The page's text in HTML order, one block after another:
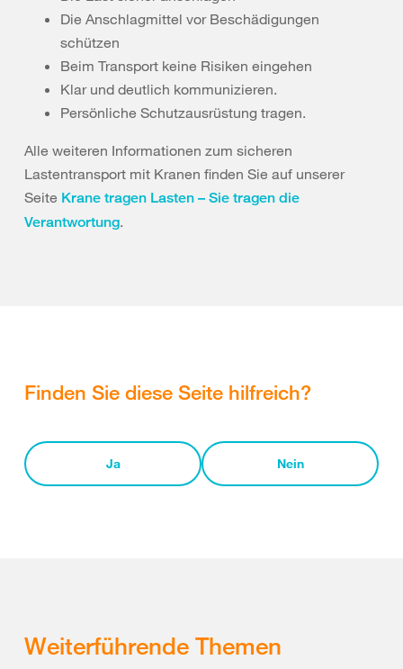
Die Anschlagmittel vor Beschädigungen
schützen
Beim Transport keine Risiken eingehen
Klar und deutlich kommunizieren.
Persönliche Schutzausrüstung tragen.
Alle weiteren Informationen zum sicheren
Lastentransport mit Kranen finden Sie auf unserer
Seite Krane tragen Lasten – Sie tragen die
Verantwortung.
Finden Sie diese Seite hilfreich?
Ja Nein
Weiterführende Themen